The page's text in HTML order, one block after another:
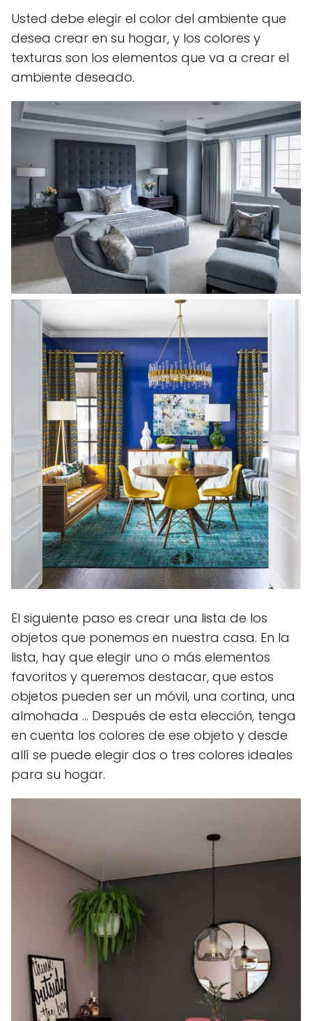
Usted debe elegir el color del ambiente que
desea crear en su hogar, y los colores y
texturas son los elementos que va a crear el
ambiente deseado.
El siguiente paso es crear una lista de los
objetos que ponemos en nuestra casa. En la
lista, hay que elegir uno o más elementos
favoritos y queremos destacar, que estos
objetos pueden ser un móvil, una cortina, una
almohada ... Después de esta elección, tenga
en cuenta los colores de ese objeto y desde
allí se puede elegir dos o tres colores ideales
para su hogar.